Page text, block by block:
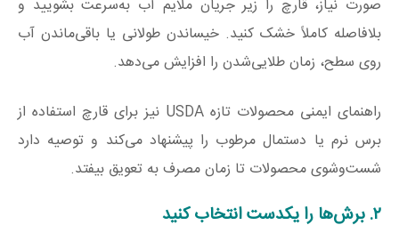
صورت نیاز، قارچ را زیر جریان ملایم آب به‌سرعت بشویید و
بلافاصله کاملاً خشک کنید. خیساندن طولانی یا باقی‌ماندن آب
روی سطح، زمان طلایی‌شدن را افزایش می‌دهد.
راهنمای ایمنی محصولات تازه USDA نیز برای قارچ استفاده از
برس نرم یا دستمال مرطوب را پیشنهاد می‌کند و توصیه دارد
شست‌وشوی محصولات تا زمان مصرف به تعویق بیفتد.
۲. برش‌ها را یکدست انتخاب کنید